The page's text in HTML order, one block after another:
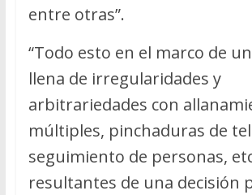
entre otras”.
“Todo esto en el marco de
llena de irregularidades y
arbitrariedades con
múltiples, pinchaduras de
seguimiento de personas,
resultantes de una decisión